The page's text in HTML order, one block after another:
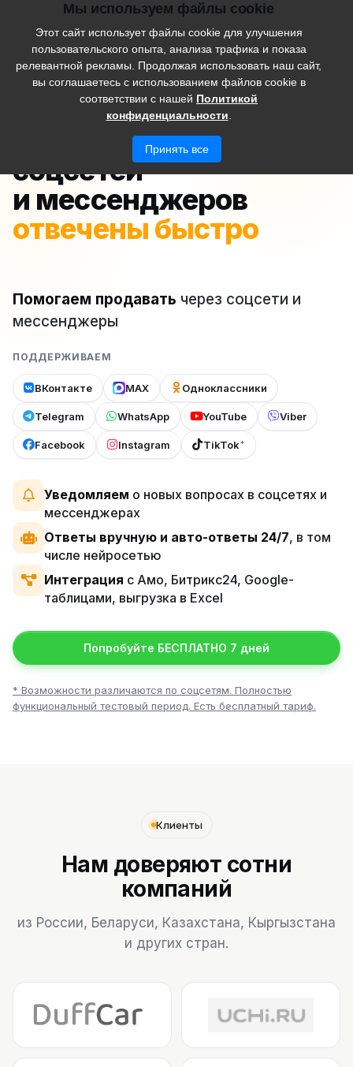
Общение с клиентами в соцсетях и мессенджерах
Все вопросы из
соцсетей
и мессенджеров
коллеги оповещены
Помогаем продавать через соцсети и
мессенджеры
ПОДДЕРЖИВАЕМ
ВКонтакте MAX Одноклассники
Telegram WhatsApp YouTube Viber
Facebook Instagram TikTok*
Уведомляем о новых вопросах в соцсетях и
мессенджерах
Ответы вручную и авто-ответы 24/7, в том
числе нейросетью
Интеграция с Амо, Битрикс24, Google-
таблицами, выгрузка в Excel
Попробуйте БЕСПЛАТНО 7 дней
* Возможности различаются по соцсетям. Полностью
функциональный тестовый период. Есть бесплатный тариф.
Клиенты
Нам доверяют сотни
компаний
из России, Беларуси, Казахстана, Кыргызстана
и других стран.
Мы используем файлы cookie
Этот сайт использует файлы cookie для улучшения
пользовательского опыта, анализа трафика и показа
релевантной рекламы. Продолжая использовать наш сайт,
вы соглашаетесь с использованием файлов cookie в
соответствии с нашей Политикой
конфиденциальности
Принять все